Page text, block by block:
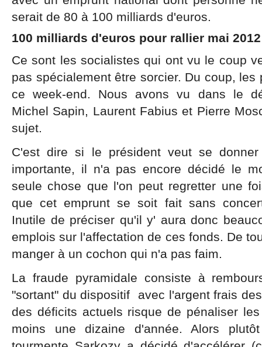
serait de 80 à 100 milliards d'euros.
100 milliards d'euros pour rallier mai 2012
Ce sont les socialistes qui ont vu le coup
pas spécialement être sorcier. Du coup,
ce week-end. Nous avons vu dans le
Michel Sapin, Laurent Fabius et Pierre
sujet.
C'est dire si le président veut se
importante, il n'a pas encore décidé le
seule chose que l'on peut regretter une
que cet emprunt se soit fait sans
Inutile de préciser qu'il y' aura donc
emplois sur l'affectation de ces fonds. De
manger à un cochon qui n'a pas faim.
La fraude pyramidale consiste à
"sortant" du dispositif avec l'argent frais
des déficits actuels risque de pénaliser
moins une dizaine d'année. Alors